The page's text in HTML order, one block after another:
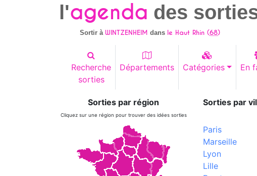
l'agenda des
Sortir àWINTZENHEIM dans le Haut Rhin (68)
Recherche
sorties
Départements Catégories En
Sorties par région
Cliquez sur une région pour trouver des idées sorties
Sorties par
Paris
Marseille
Lyon
Lille